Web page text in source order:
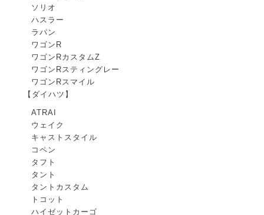
ソリオ
ハスラー
ラパン
ワゴンR
ワゴンRカスタムZ
ワゴンRスティングレー
ワゴンRスマイル
【ダイハツ】
ATRAI
ウェイク
キャストスタイル
コペン
タフト
タント
タントカスタム
トコット
ハイゼットカーゴ